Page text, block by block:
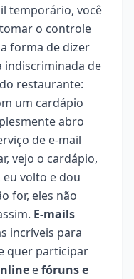
temporário, você
o controle
forma de dizer
indiscriminada de
restaurante:
um cardápio
abro
de e-mail
vejo o cardápio,
volto e dou
for, eles não
E-mails
incríveis para
quer participar
efóruns e